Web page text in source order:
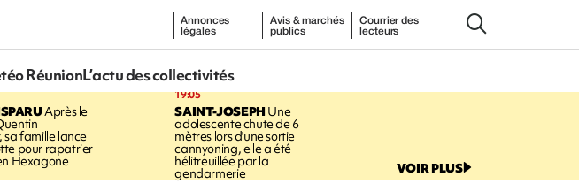
Annonces
légales
Avis & marchés
publics
Courrier des
lecteurs
RéunionL’actu des collectivités
Après le
sa famille lance
pour rapatrier
Hexagone
19:05
SAINT-JOSEPHUne
adolescente chute de 6
mètres lors d'une sortie
cannyoning, elle a été
hélitreuillée par la
gendarmerie VOIR PLUS